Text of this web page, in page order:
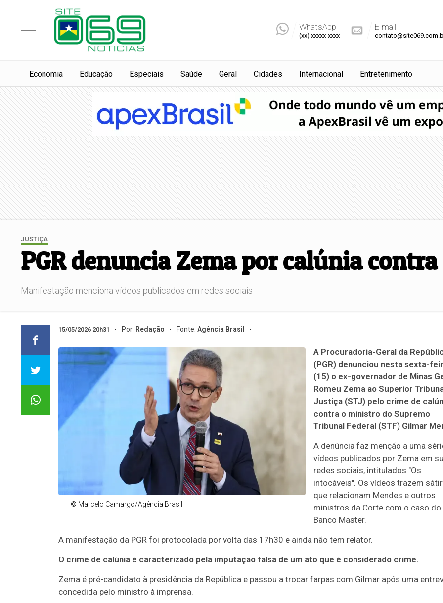
E-mail
WhatsApp
(xx) xxxxx-xxxx
Economia Educação Especiais Saúde Geral Cidades Internacional Entretenimento
JUSTIÇA
PGR denuncia Zema por calúnia
Manifestação menciona vídeos publicados em redes sociais
15/05/2026 20h31 Por: Redação Fonte: Agência Brasil
© Marcelo Camargo/Agência Brasil
A Procuradoria-Geral da
(PGR) denunciou nesta sexta-
(15) o ex-governador de Minas
Romeu Zema ao Superior
Justiça (STJ) pelo crime de
contra o ministro do Supremo
Tribunal Federal (STF) Gilmar
A denúncia faz menção a uma
vídeos publicados por Zema em
redes sociais, intitulados "Os
intocáveis". Os vídeos trazem
que relacionam Mendes e outros
ministros da Corte com o caso do
Banco Master.
A manifestação da PGR foi protocolada por volta das 17h30 e ainda não tem relator.
O crime de calúnia é caracterizado pela imputação falsa de um ato que é considerado crime.
Zema é pré-candidato à presidência da República e passou a trocar farpas com Gilmar após uma
concedida pelo ministro à imprensa.